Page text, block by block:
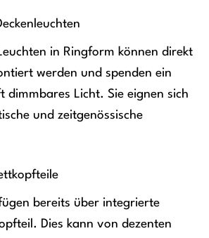
in Ringform können direkt
werden und spenden ein
dimmbares Licht. Sie eignen sich
und zeitgenössische
bereits über integrierte
Dies kann von dezenten